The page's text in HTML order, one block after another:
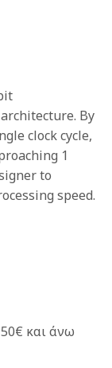
By
clock cycle,
1
to
speed.
και άνω